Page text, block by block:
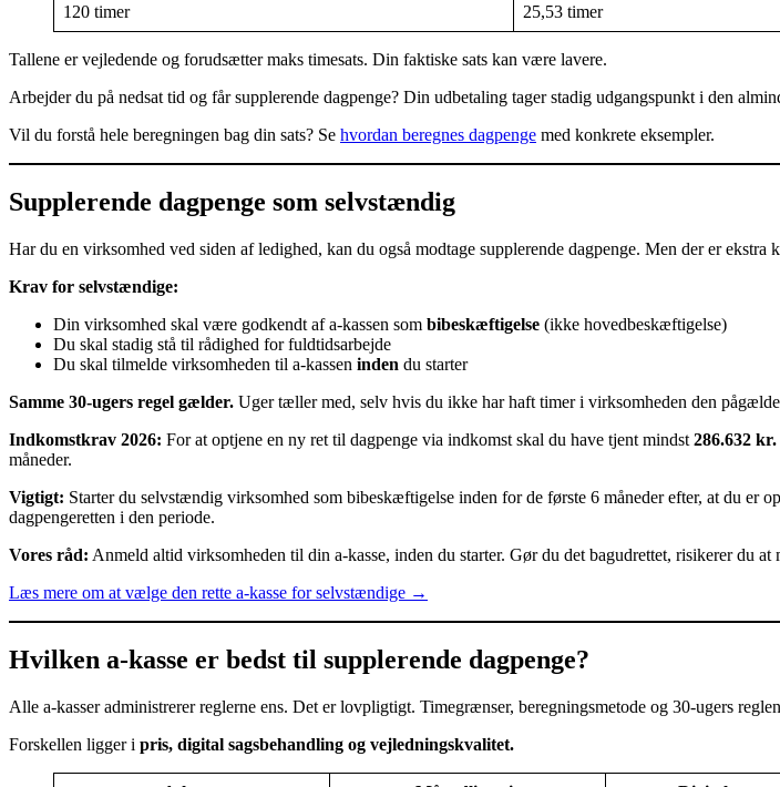
120 timer 25,53 timer
Tallene er vejledende og forudsætter maks timesats. Din faktiske sats kan være lavere.
Arbejder du på nedsat tid og får supplerende dagpenge? Din udbetaling tager stadig udgangspunkt i den
Vil du forstå hele beregningen bag din sats? Se hvordan beregnes dagpenge med konkrete eksempler.
Supplerende dagpenge som selvstændig
Har du en virksomhed ved siden af ledighed, kan du også modtage supplerende dagpenge. Men der er ekstra
Krav for selvstændige:
Din virksomhed skal være godkendt af a-kassen som bibeskæftigelse (ikke hovedbeskæftigelse)
Du skal stadig stå til rådighed for fuldtidsarbejde
Du skal tilmelde virksomheden til a-kassen inden du starter
Samme 30-ugers regel gælder. Uger tæller med, selv hvis du ikke har haft timer i virksomheden den
Indkomstkrav 2026: For at optjene en ny ret til dagpenge via indkomst skal du have tjent mindst 286.632
måneder.
Vigtigt: Starter du selvstændig virksomhed som bibeskæftigelse inden for de første 6 måneder efter, at du
dagpengeretten i den periode.
Vores råd: Anmeld altid virksomheden til din a-kasse, inden du starter. Gør du det bagudrettet, risikerer du at
Læs mere om at vælge den rette a-kasse for selvstændige →
Hvilken a-kasse er bedst til supplerende dagpenge?
Alle a-kasser administrerer reglerne ens. Det er lovpligtigt. Timegrænser, beregningsmetode og 30-ugers
Forskellen ligger i pris, digital sagsbehandling og vejledningskvalitet.